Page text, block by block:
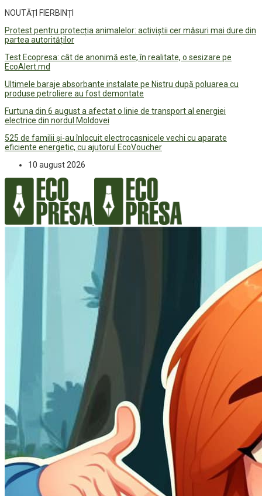
NOUTĂȚI FIERBINȚI
Protest pentru protecția animalelor: activiștii cer măsuri mai dure din
partea autorităților
Test Ecopresa: cât de anonimă este, în realitate, o sesizare pe
EcoAlert.md
Ultimele baraje absorbante instalate pe Nistru după poluarea cu
produse petroliere au fost demontate
Furtuna din 6 august a afectat o linie de transport al energiei
electrice din nordul Moldovei
525 de familii și-au înlocuit electrocasnicele vechi cu aparate
eficiente energetic, cu ajutorul EcoVoucher
10 august 2026